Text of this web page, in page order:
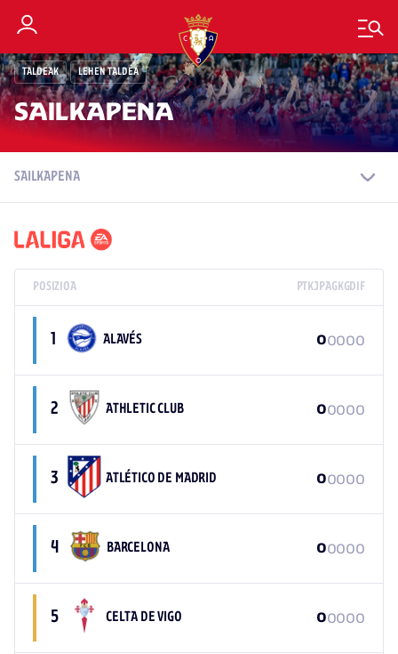
TALDEAK LEHEN TALDEA
SAILKAPENA
SAILKAPENA
POSIZIOA PTKJPAG KG DIF
1 ALAVÉS 00000
2 ATHLETIC CLUB 00000
3 ATLÉTICO DE MADRID 00000
4 BARCELONA 00000
5 CELTA DE VIGO 00000